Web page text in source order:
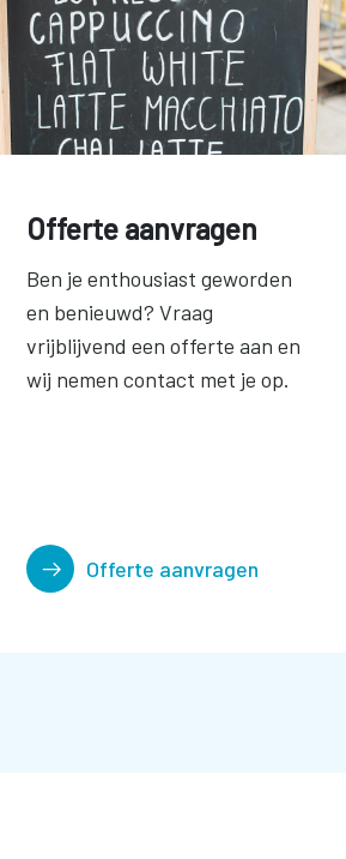
Offerte aanvragen
Ben je enthousiast geworden
en benieuwd? Vraag
vrijblijvend een offerte aan en
wij nemen contact met je op.
Offerte aanvragen